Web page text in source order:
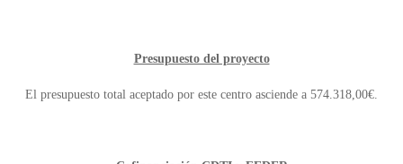
Presupuesto del proyecto
El presupuesto total aceptado por este centro asciende a 574.318,00€.